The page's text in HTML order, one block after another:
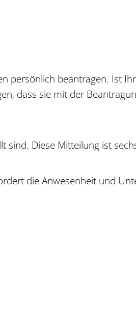
persönlich beantragen. Ist
dass sie mit der
sind. Diese Mitteilung ist
die Anwesenheit und